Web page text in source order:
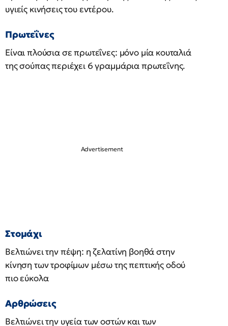
υγιείς κινήσεις του εντέρου.
Πρωτεΐνες
Είναι πλούσια σε πρωτεΐνες: μόνο μία κουταλιά
της σούπας περιέχει 6 γραμμάρια πρωτεΐνης.
Στομάχι
Βελτιώνει την πέψη: η ζελατίνη βοηθά στην
κίνηση των τροφίμων μέσω της πεπτικής οδού
πιο εύκολα
Αρθρώσεις
Βελτιώνει την υγεία των οστών και των